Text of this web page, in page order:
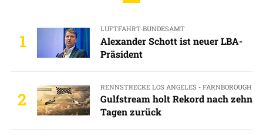
1
LUFTFAHRT-BUNDESAMT
Alexander Schott ist neuer LBA-
Präsident
2
RENNSTRECKE LOS ANGELES - FARNBOROUGH
Gulfstream holt Rekord nach zehn
Tagen zurück